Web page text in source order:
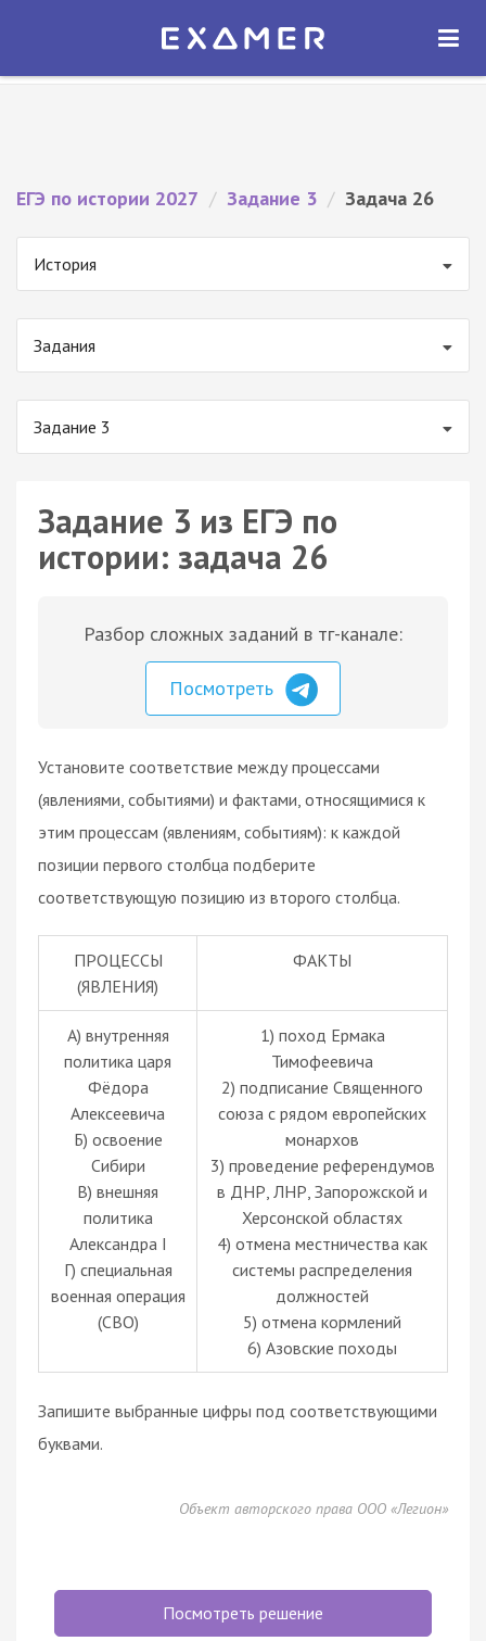
Экзамер — ЕГЭ 2027
ОТКРЫТЬ
ЕГЭ по истории 2027 / Задание 3 / Задача 26
История
Задания
Задание 3
Задание 3 из ЕГЭ по
истории: задача 26
Разбор сложных заданий в тг-канале:
Посмотреть
Установите соответствие между процессами
(явлениями, событиями) и фактами, относящимися к
этим процессам (явлениям, событиям): к каждой
позиции первого столбца подберите
соответствующую позицию из второго столбца.
ПРОЦЕССЫ
(ЯВЛЕНИЯ)
ФАКТЫ
А) внутренняя
политика царя
Фёдора
Алексеевича
Б) освоение
Сибири
В) внешняя
политика
Александра I
Г) специальная
военная операция
(СВО)
1) поход Ермака
Тимофеевича
2) подписание Священного
союза с рядом европейских
монархов
3) проведение референдумов
в ДНР, ЛНР, Запорожской и
Херсонской областях
4) отмена местничества как
системы распределения
должностей
5) отмена кормлений
6) Азовские походы
Запишите выбранные цифры под соответствующими
буквами.
Объект авторского права ООО «Легион»
Посмотреть решение